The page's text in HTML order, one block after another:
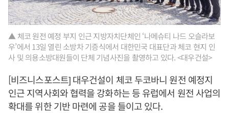
▲ 체코 원전 예정 부지 인근 지방자치단체인 ‘나메슈티 나드 오슬라보
우’에서 13일 열린 소방차 기증식에서 대한민국 대표단과 체코 현지 인
사 및 의용소방대원들이 단체 기념사진을 촬영하고 있다. <대우건설>
[비즈니스포스트] 대우건설이 체코 두코바니 원전 예정지
인근 지역사회와 협력을 강화하는 등 유럽에서 원전 사업의
확대를 위한 기반 마련에 공을 들이고 있다.